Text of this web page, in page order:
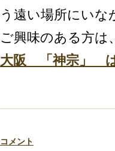
う遠い場所にい
ご興味のある方は
大阪 「神宗」
コメント